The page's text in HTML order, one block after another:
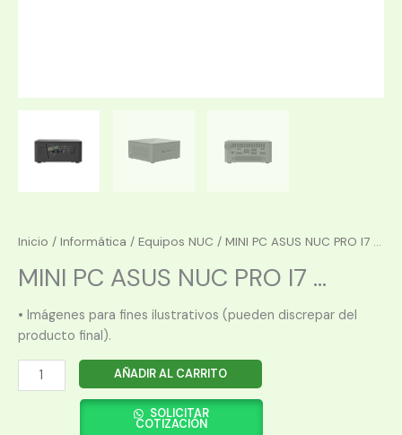
Inicio / Informática / Equipos NUC / MINI PC ASUS NUC PRO I7 ...
MINI PC ASUS NUC PRO I7 ...
• Imágenes para fines ilustrativos (pueden discrepar del
producto final).
MINI
PC
AÑADIR AL CARRITO
SOLICITAR
COTIZACIÓN